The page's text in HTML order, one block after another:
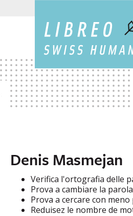
Denis Masmejan
Verifica l'ortografia delle
Prova a cambiare la
Prova a cercare con
Reduisez le nombre de